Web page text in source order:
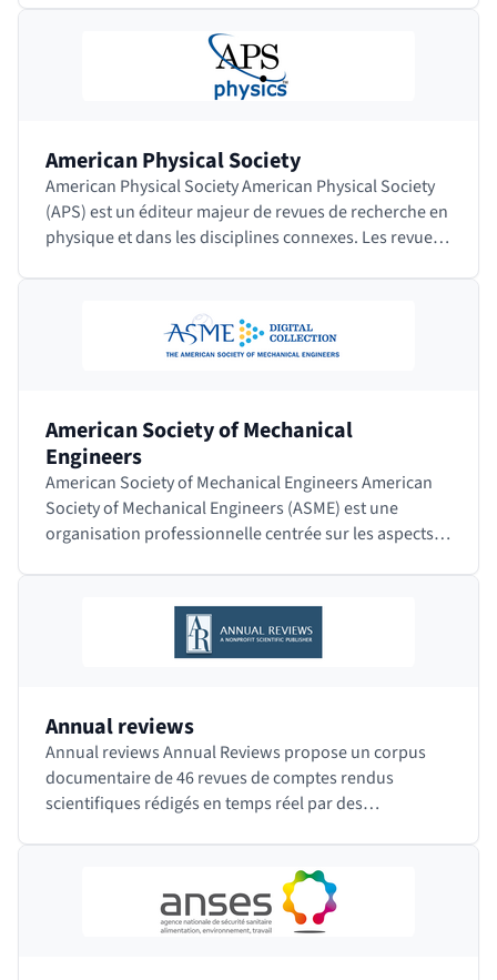
American Physical Society
American Physical Society American Physical Society
(APS) est un éditeur majeur de revues de recherche en
physique et dans les disciplines connexes. Les revues
American Society of Mechanical
Engineers
American Society of Mechanical Engineers American
Society of Mechanical Engineers (ASME) est une
organisation professionnelle centrée sur les aspects
Annual reviews
Annual reviews Annual Reviews propose un corpus
documentaire de 46 revues de comptes rendus
scientifiques rédigés en temps réel par des